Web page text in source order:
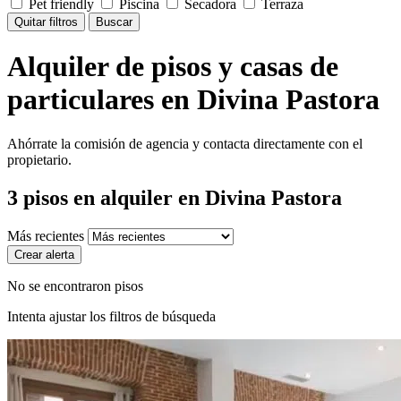
Pet friendly Piscina Secadora Terraza
Quitar filtros Buscar
Alquiler de pisos y casas de
particulares en Divina Pastora
Ahórrate la comisión de agencia y contacta directamente con el
propietario.
3 pisos en alquiler en Divina Pastora
Más recientes
Crear alerta
No se encontraron pisos
Intenta ajustar los filtros de búsqueda